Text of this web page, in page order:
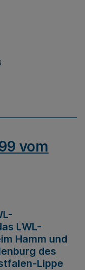
vom
LWL-
Hamm und
des
Lippe